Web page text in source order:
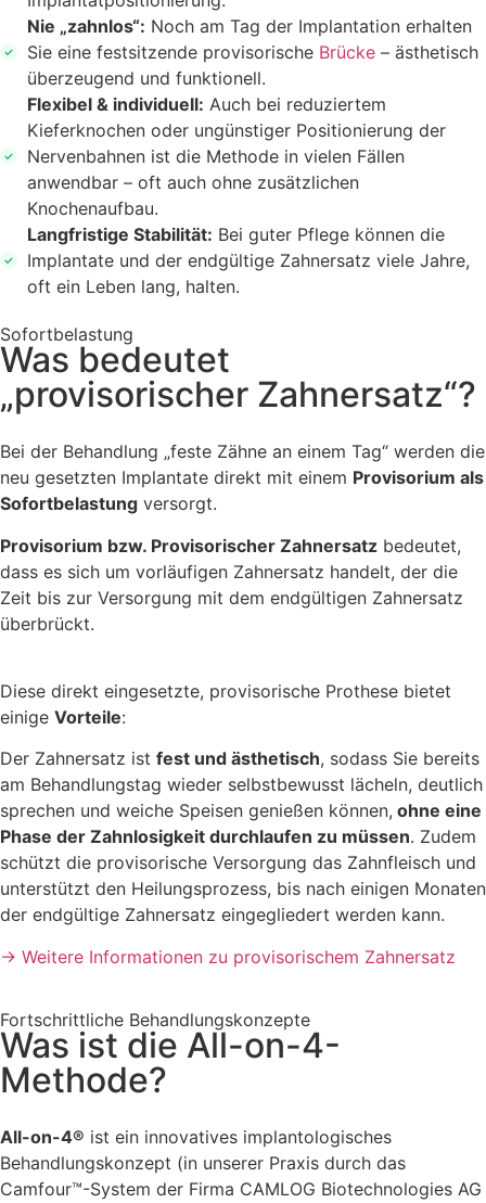
Nie „zahnlos“: Noch am Tag der Implantation erhalten
Sie eine festsitzende provisorische Brücke – ästhetisch
überzeugend und funktionell.
Flexibel & individuell: Auch bei reduziertem
Kieferknochen oder ungünstiger Positionierung der
Nervenbahnen ist die Methode in vielen Fällen
anwendbar – oft auch ohne zusätzlichen
Knochenaufbau.
Langfristige Stabilität: Bei guter Pflege können die
Implantate und der endgültige Zahnersatz viele Jahre,
oft ein Leben lang, halten.
Sofortbelastung
Was bedeutet
„provisorischer Zahnersatz“?
Bei der Behandlung „feste Zähne an einem Tag“ werden die
neu gesetzten Implantate direkt mit einem Provisorium als
Sofortbelastung versorgt.
Provisorium bzw. Provisorischer Zahnersatz bedeutet,
dass es sich um vorläufigen Zahnersatz handelt, der die
Zeit bis zur Versorgung mit dem endgültigen Zahnersatz
überbrückt.
Diese direkt eingesetzte, provisorische Prothese bietet
einige Vorteile:
Der Zahnersatz ist fest und ästhetisch, sodass Sie bereits
am Behandlungstag wieder selbstbewusst lächeln, deutlich
sprechen und weiche Speisen genießen können, ohne eine
Phase der Zahnlosigkeit durchlaufen zu müssen. Zudem
schützt die provisorische Versorgung das Zahnfleisch und
unterstützt den Heilungsprozess, bis nach einigen Monaten
der endgültige Zahnersatz eingegliedert werden kann.
→ Weitere Informationen zu provisorischem Zahnersatz
Fortschrittliche Behandlungskonzepte
Was ist die All-on-4-
Methode?
All-on-4® ist ein innovatives implantologisches
Behandlungskonzept (in unserer Praxis durch das
Camfour™-System der Firma CAMLOG Biotechnologies AG